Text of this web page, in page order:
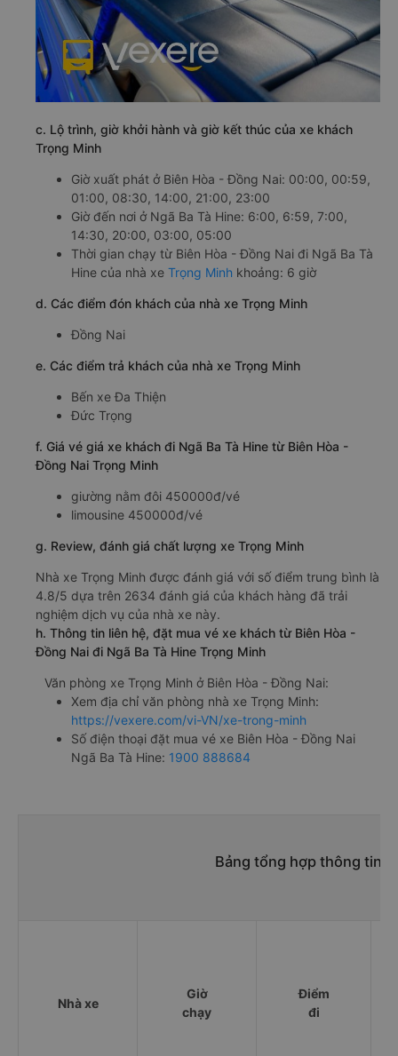
c. Lộ trình, giờ khởi hành và giờ kết thúc của xe khách
Trọng Minh
Giờ xuất phát ở Biên Hòa - Đồng Nai: 00:00, 00:59,
01:00, 08:30, 14:00, 21:00, 23:00
Giờ đến nơi ở Ngã Ba Tà Hine: 6:00, 6:59, 7:00,
14:30, 20:00, 03:00, 05:00
Thời gian chạy từ Biên Hòa - Đồng Nai đi Ngã Ba Tà
Hine của nhà xe Trọng Minh khoảng: 6 giờ
d. Các điểm đón khách của nhà xe Trọng Minh
Đồng Nai
e. Các điểm trả khách của nhà xe Trọng Minh
Bến xe Đa Thiện
Đức Trọng
f. Giá vé giá xe khách đi Ngã Ba Tà Hine từ Biên Hòa -
Đồng Nai Trọng Minh
giường nằm đôi 450000đ/vé
limousine 450000đ/vé
g. Review, đánh giá chất lượng xe Trọng Minh
Nhà xe Trọng Minh được đánh giá với số điểm trung bình là
4.8/5 dựa trên 2634 đánh giá của khách hàng đã trải
nghiệm dịch vụ của nhà xe này.
h. Thông tin liên hệ, đặt mua vé xe khách từ Biên Hòa -
Đồng Nai đi Ngã Ba Tà Hine Trọng Minh
Văn phòng xe Trọng Minh ở Biên Hòa - Đồng Nai:
Xem địa chỉ văn phòng nhà xe Trọng Minh:
https://vexere.com/vi-VN/xe-trong-minh
Số điện thoại đặt mua vé xe Biên Hòa - Đồng Nai
Ngã Ba Tà Hine: 1900 888684
Bảng tổng hợp thông tin
Nhà xe
Giờ
chạy
Điểm
đi